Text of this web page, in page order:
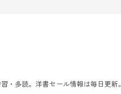
・多読。洋書セール情報は毎日更新。